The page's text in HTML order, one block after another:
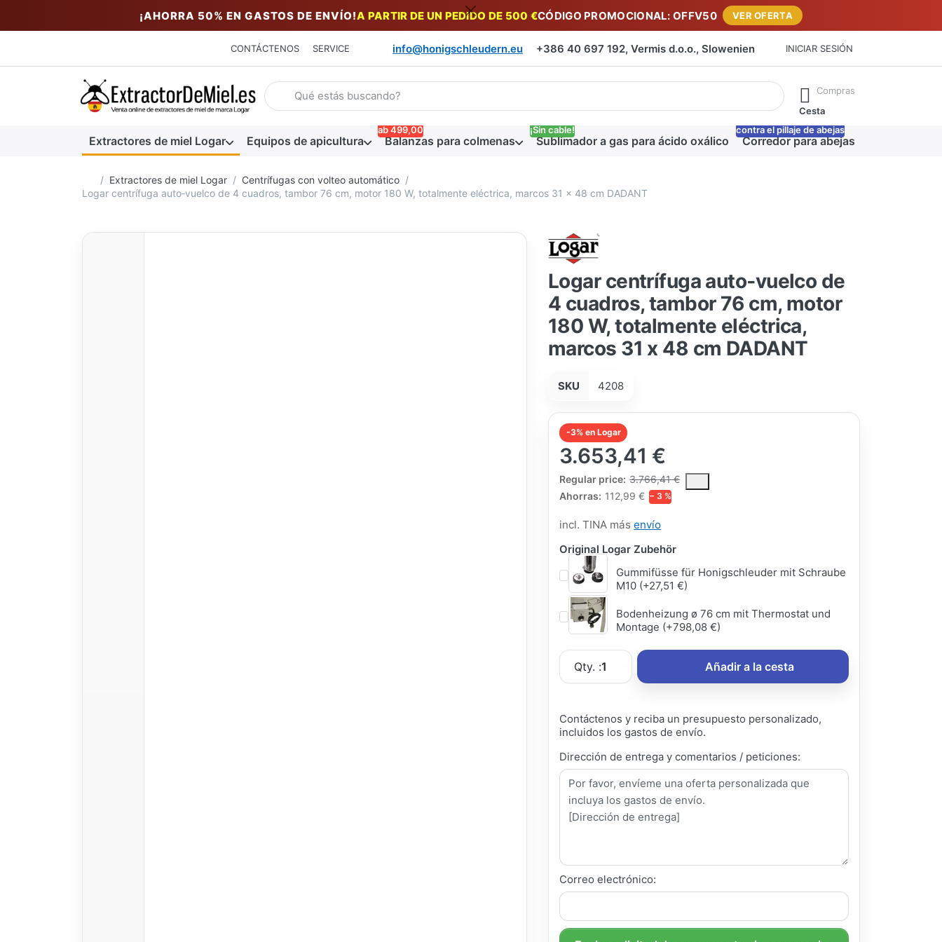
¡AHORRA 50% EN GASTOS DE ENVÍO!A PARTIR DE UN PEDIDO DE 500 €CÓDIGO PROMOCIONAL: OFFV50 VER OFERTA
CONTÁCTENOS SERVICE info@honigschleudern.eu +386 40 697 192, Vermis d.o.o., Slowenien INICIAR SESIÓN
Introduzca un término de búsqueda. Los primeros resultados aparecen automáticamente a medida que escribe. Pulse la tecla Intro para
Compras
Cesta
Extractores de miel Logar Equipos de apicultura Balanzas para colmenas
ab 499,00
Sublimador a gas para ácido oxálico
¡Sin cable!
Corredor para abejas
contra el pillaje de abejas
Página de inicio
Extractores de miel Logar
Centrífugas con volteo automático
Logar centrífuga auto‑vuelco de 4 cuadros, tambor 76 cm, motor 180 W, totalmente eléctrica, marcos 31 x 48 cm DADANT
Logar centrífuga auto‑vuelco de
4 cuadros, tambor 76 cm, motor
180 W, totalmente eléctrica,
marcos 31 x 48 cm DADANT
SKU 4208
-3% en Logar
3.653,41 €
Regular price: 3.766,41 €
The Regular Price is the median selling price paid by customers for a product,
Ahorras: 112,99 € − 3 %
incl. TINA másenvío
Original Logar Zubehör
Gummifüsse für Honigschleuder mit Schraube
M10 (+27,51 €)
Bodenheizung ø 76 cm mit Thermostat und
Montage (+798,08 €)
Qty. :1 Añadir a la cesta
Contáctenos y reciba un presupuesto personalizado,
incluidos los gastos de envío.
Dirección de entrega y comentarios / peticiones:
Correo electrónico: